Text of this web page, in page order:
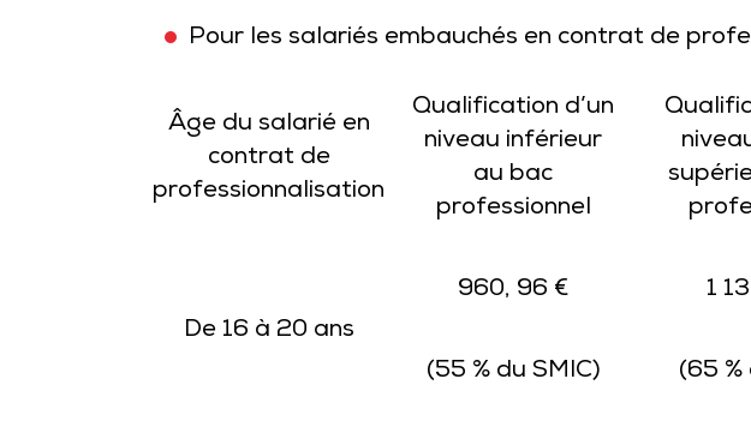
Pour les salariés embauchés en contrat de
Âge du salarié en
contrat de
professionnalisation
Qualification d’un
niveau inférieur
au bac
professionnel
De 16 à 20 ans
960, 96 € 1
(55 % du SMIC) (65 %